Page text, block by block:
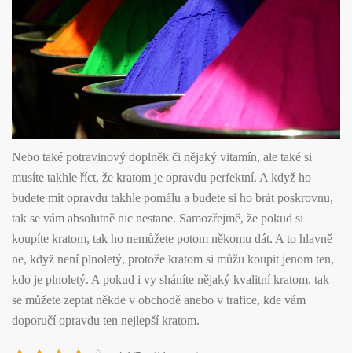
Nebo také potravinový doplněk či nějaký vitamín, ale také si
musíte takhle říct, že kratom je opravdu perfektní. A když ho
budete mít opravdu takhle pomálu a budete si ho brát poskrovnu,
tak se vám absolutně nic nestane. Samozřejmě, že pokud si
koupíte kratom, tak ho nemůžete potom někomu dát. A to hlavně
ne, když není plnoletý, protože kratom si můžu koupit jenom ten,
kdo je plnoletý. A pokud i vy sháníte nějaký kvalitní kratom, tak
se můžete zeptat někde v obchodě anebo v trafice, kde vám
doporučí opravdu ten nejlepší kratom.